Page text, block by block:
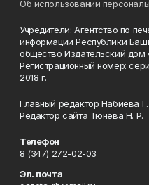
Об использовании
Учредители: Агентство по
информации Республики
общество Издательский дом
Регистрационный номер:
2018 г.
Главный редактор Набиева Г.
Редактор сайта Тюнёва Н. Р.
Телефон
8 (347) 272-02-03
Эл. почта